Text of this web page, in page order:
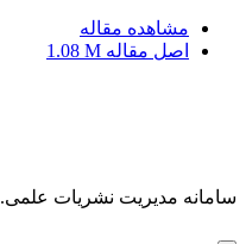
مشاهده مقاله
اصل مقاله 1.08 M
سامانه مدیریت نشریات علمی.